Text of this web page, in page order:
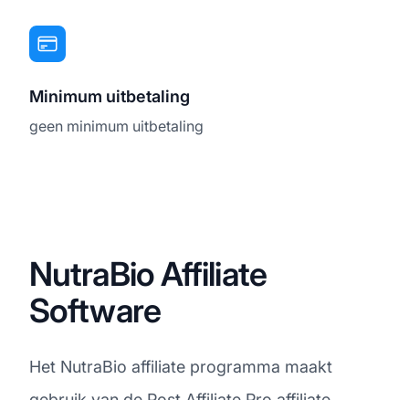
Minimum uitbetaling
geen minimum uitbetaling
NutraBio Affiliate
Software
Het NutraBio affiliate programma maakt